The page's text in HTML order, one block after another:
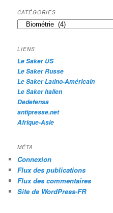
h
e
r
h
e
CATÉGORIES
Catégories
LIENS
Le Saker US
Le Saker Russe
Le Saker Latino-Américain
Le Saker Italien
Dedefensa
antipresse.net
Afrique-Asie
MÉTA
Connexion
Flux des publications
Flux des commentaires
Site de WordPress-FR